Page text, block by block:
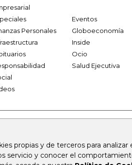
propias y de terceros para analizar
servicio y conocer el
Eventos
Personales
Globoeconomía
Inside
Ocio
Salud Ejecutiva
firmasdeabogados.com
canalrcn.com rcnradio.com